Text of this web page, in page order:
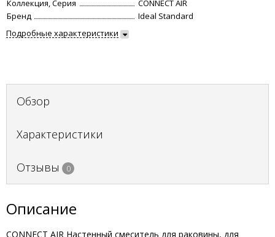
Коллекция, Серия
CONNECT AIR
Бренд
Ideal Standard
Подробные характеристики
Обзор
Характеристики
Отзывы 0
Описание
CONNECT AIR Настенный смеситель для раковины, для